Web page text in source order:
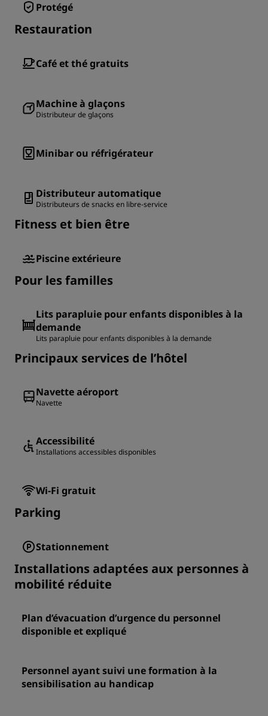
Protégé
Restauration
Café et thé gratuits
Machine à glaçons
Distributeur de glaçons
Minibar ou réfrigérateur
Distributeur automatique
Distributeurs de snacks en libre-service
Fitness et bien être
Piscine extérieure
Pour les familles
Lits parapluie pour enfants disponibles à la
demande
Lits parapluie pour enfants disponibles à la demande
Principaux services de l’hôtel
Navette aéroport
Navette
Accessibilité
Installations accessibles disponibles
Wi-Fi gratuit
Parking
Stationnement
Installations adaptées aux personnes à
mobilité réduite
Plan d’évacuation d’urgence du personnel
disponible et expliqué
Personnel ayant suivi une formation à la
sensibilisation au handicap